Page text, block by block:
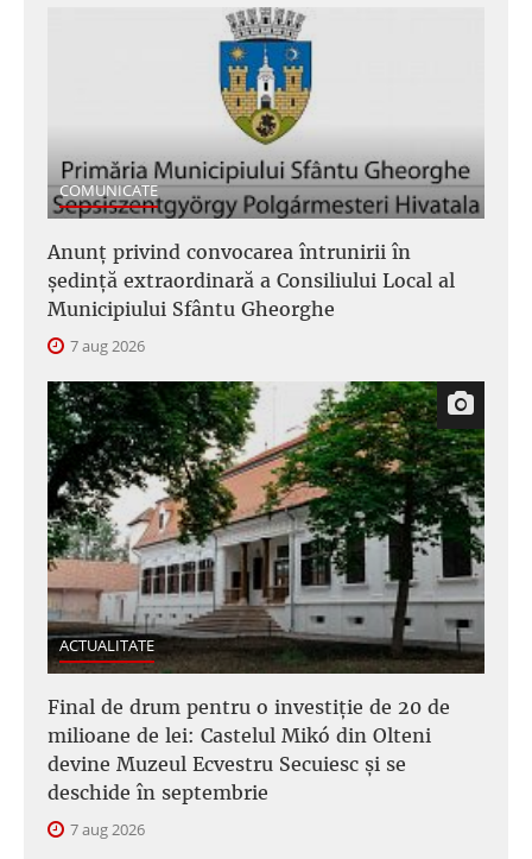
COMUNICATE
Anunţ privind convocarea întrunirii în
şedinţă extraordinară a Consiliului Local al
Municipiului Sfântu Gheorghe
7 aug 2026
ACTUALITATE
Final de drum pentru o investiție de 20 de
milioane de lei: Castelul Mikó din Olteni
devine Muzeul Ecvestru Secuiesc și se
deschide în septembrie
7 aug 2026